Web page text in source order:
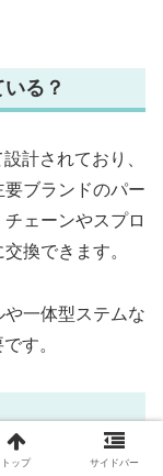
る？
計されており、
ブランドのパー
ェーンやスプロ
換できます。
一体型ステムな
す。
トップ サイドバー